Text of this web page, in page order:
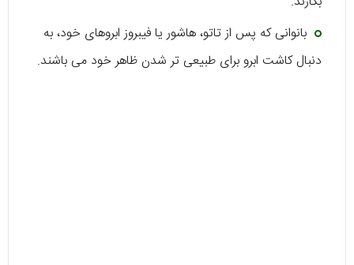
بانوانی که پس از تاتو، هاشور یا فیبروز ابروهای خود، به
دنبال کاشت ابرو برای طبیعی تر شدن ظاهر خود می باشند.